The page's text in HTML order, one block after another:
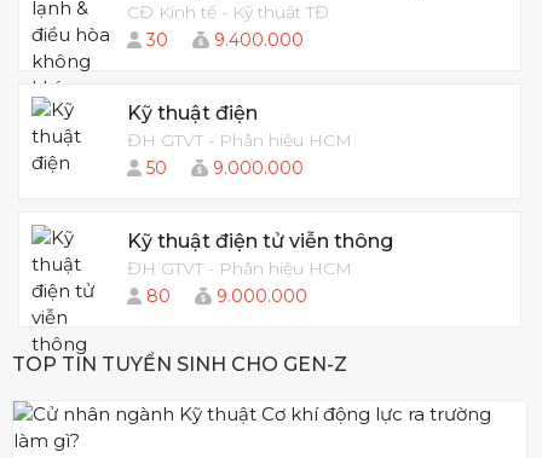
CĐ Kinh tế - Kỹ thuật TĐ
30
9.400.000
Kỹ thuật điện
ĐH GTVT - Phân hiệu HCM
50
9.000.000
Kỹ thuật điện tử viễn thông
ĐH GTVT - Phân hiệu HCM
80
9.000.000
TOP TIN TUYỂN SINH CHO GEN-Z